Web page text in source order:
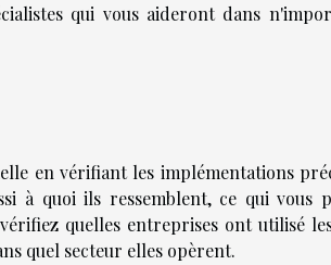
qui vous aideront dans
en vérifiant les implémentations
à quoi ils ressemblent, ce qui vous
quelles entreprises ont utilisé
quel secteur elles opèrent.